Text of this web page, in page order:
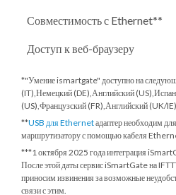
Совместимость с Ethernet**
Доступ к веб-браузеру
*"Умение ismartgate" доступно на
(IT),Немецкий (DE),Английский
(US),Французский (FR),Английский (UK/IE)
**USB для Ethernetадаптер необходим
маршрутизатору с помощью кабеля
***1 октября 2025 годаинтеграция
После этой даты сервис iSmartGate на
приносим извинения за возможные
связи с этим.